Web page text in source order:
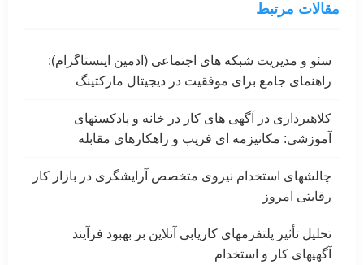
مقالات مرتبط
سئو و مدیریت شبکه های اجتماعی (ادمین اینستاگرام):
راهنمای جامع برای موفقیت در دیجیتال مارکتینگ
کلاهبرداری در آگهی های کار در خانه و پادکستهای
آموزشی: مکانیزمه ای فریب و راهکارهای مقابله
چالشهای استخدام نیروی متخصص آرایشگری در بازار کار
رقابتی امروز
تحلیل تأثیر پلتفرمهای کاریابی آنلاین بر بهبود فرآیند
آگهیهای کار و استخدام